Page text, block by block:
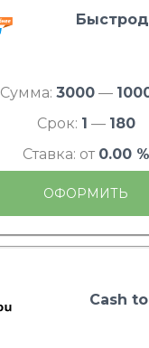
Сумма: 3000—
Срок: 1 — 180
Ставка: от 0.00 %
ОФОРМИТЬ
Cash